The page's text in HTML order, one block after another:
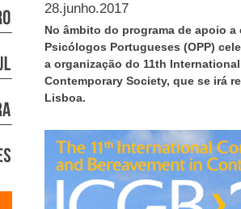
28.junho.2017
No âmbito do programa de apoio
Psicólogos Portugueses (OPP)
a organização do 11th
Contemporary Society, que se irá
Lisboa.